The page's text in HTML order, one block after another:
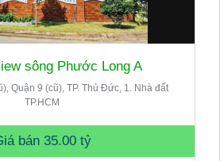
sông Phước Long A
Quận 9 (cũ), TP. Thủ Đức, 1. Nhà đất
TP.HCM
bán 35.00 tỷ